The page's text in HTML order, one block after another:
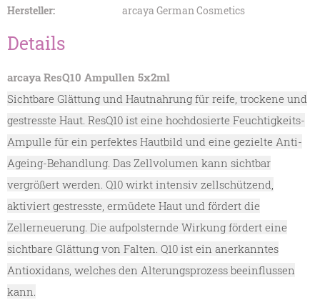
Hersteller:
arcaya German Cosmetics
Details
arcaya ResQ10 Ampullen 5x2ml
Sichtbare Glättung und Hautnahrung für reife, trockene und
gestresste Haut. ResQ10 ist eine hochdosierte Feuchtigkeits-
Ampulle für ein perfektes Hautbild und eine gezielte Anti-
Ageing-Behandlung. Das Zellvolumen kann sichtbar
vergrößert werden. Q10 wirkt intensiv zellschützend,
aktiviert gestresste, ermüdete Haut und fördert die
Zellerneuerung. Die aufpolsternde Wirkung fördert eine
sichtbare Glättung von Falten. Q10 ist ein anerkanntes
Antioxidans, welches den Alterungsprozess beeinflussen
kann.